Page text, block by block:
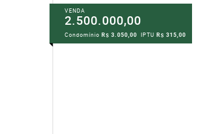
VENDA
2.500.000,00
Condomínio R$ 3.050,00 IPTU R$ 315,00